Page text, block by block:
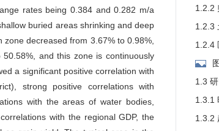
rates being 0.384 and 0.282 m/a
buried areas shrinking and deep
decreased from 3.67% to 0.98%,
and this zone is continuously
a significant positive correlation with
strong positive correlations with
with the areas of water bodies,
with the regional GDP, the
1.2.2
1.2.3
1.2.4
1.3
1.3.1
1.3.2